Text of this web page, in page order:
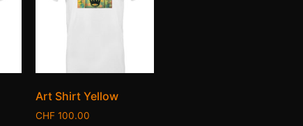
Art Shirt Yellow
CHF 100.00